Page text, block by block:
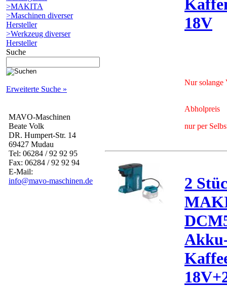
>MAKITA
>Maschinen diverser
Hersteller
>Werkzeug diverser
Hersteller
Suche
Erweiterte Suche »
MAVO-Maschinen
Beate Volk
DR. Humpert-Str. 14
69427 Mudau
Tel: 06284 / 92 92 95
Fax: 06284 / 92 92 94
E-Mail:
info@mavo-maschinen.de
18V
Nur solange
Abholpreis
nur per
2